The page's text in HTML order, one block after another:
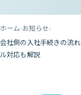
ホーム お知らせ
会社側の入社手続きの流
ル対応も解説